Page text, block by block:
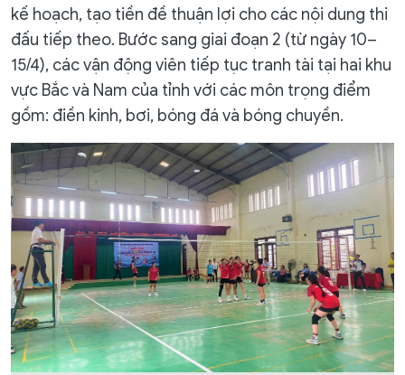
kế hoạch, tạo tiền đề thuận lợi cho các nội dung thi
đấu tiếp theo. Bước sang giai đoạn 2 (từ ngày 10–
15/4), các vận động viên tiếp tục tranh tài tại hai khu
vực Bắc và Nam của tỉnh với các môn trọng điểm
gồm: điền kinh, bơi, bóng đá và bóng chuyền.